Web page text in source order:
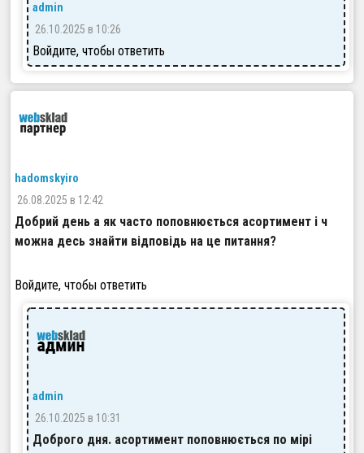
admin
26.10.2025 в 10:26
Войдите, чтобы ответить
hadomskyiroman@gmail.com
26.08.2025 в 12:42
Добрий день а як часто поповнюється асортимент і ч
можна десь знайти відповідь на це питання?
Войдите, чтобы ответить
admin
26.10.2025 в 10:31
Доброго дня. асортимент поповнюється по мірі